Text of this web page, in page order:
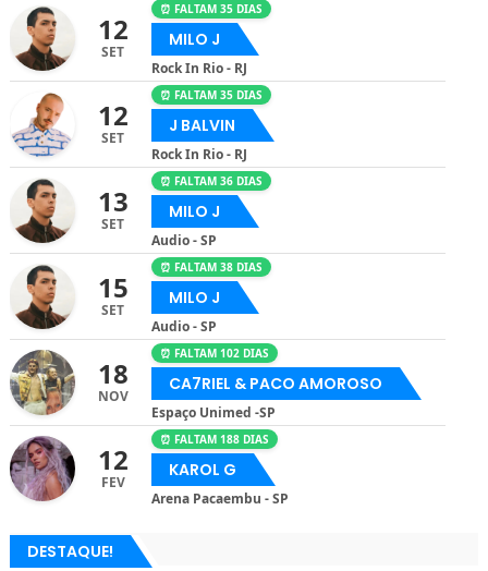
12
SET
⏰ FALTAM 35 DIAS
MILO J
Rock In Rio - RJ
12
SET
⏰ FALTAM 35 DIAS
J BALVIN
Rock In Rio - RJ
13
SET
⏰ FALTAM 36 DIAS
MILO J
Audio - SP
15
SET
⏰ FALTAM 38 DIAS
MILO J
Audio - SP
18
NOV
⏰ FALTAM 102 DIAS
CA7RIEL & PACO AMOROSO
Espaço Unimed -SP
12
FEV
⏰ FALTAM 188 DIAS
KAROL G
Arena Pacaembu - SP
DESTAQUE!